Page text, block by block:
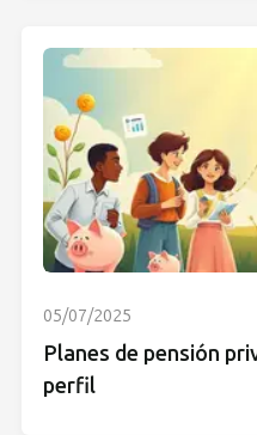
05/07/2025
Planes de pensión
perfil